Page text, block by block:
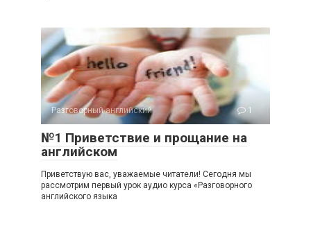
Разговорный английский 1
№1 Приветствие и прощание на
английском
Приветствую вас, уважаемые читатели! Сегодня мы
рассмотрим первый урок аудио курса «Разговорного
английского языка